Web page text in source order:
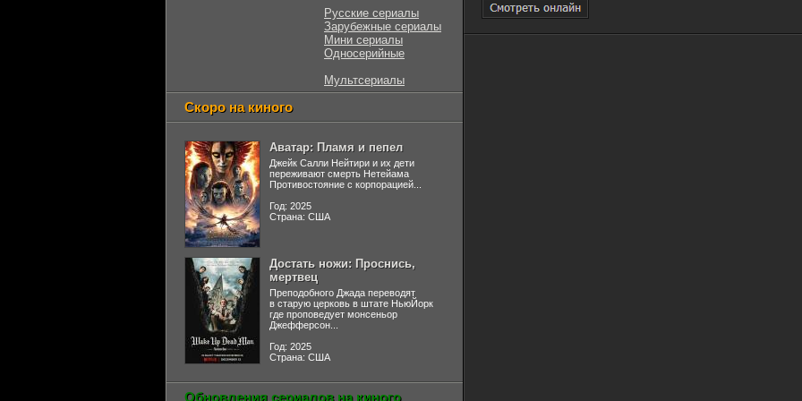
Русские сериалы
Зарубежные сериалы
Мини сериалы
Односерийные
Мультсериалы
Скоро на киного
Аватар: Пламя и пепел
Джейк Салли Нейтири и их дети
переживают смерть Нетейама
Противостояние с корпорацией...
Год: 2025
Страна: США
Достать ножи: Проснись,
мертвец
Преподобного Джада переводят
в старую церковь в штате НьюЙорк
где проповедует монсеньор
Джефферсон...
Год: 2025
Страна: США
Обновления сериалов на киного